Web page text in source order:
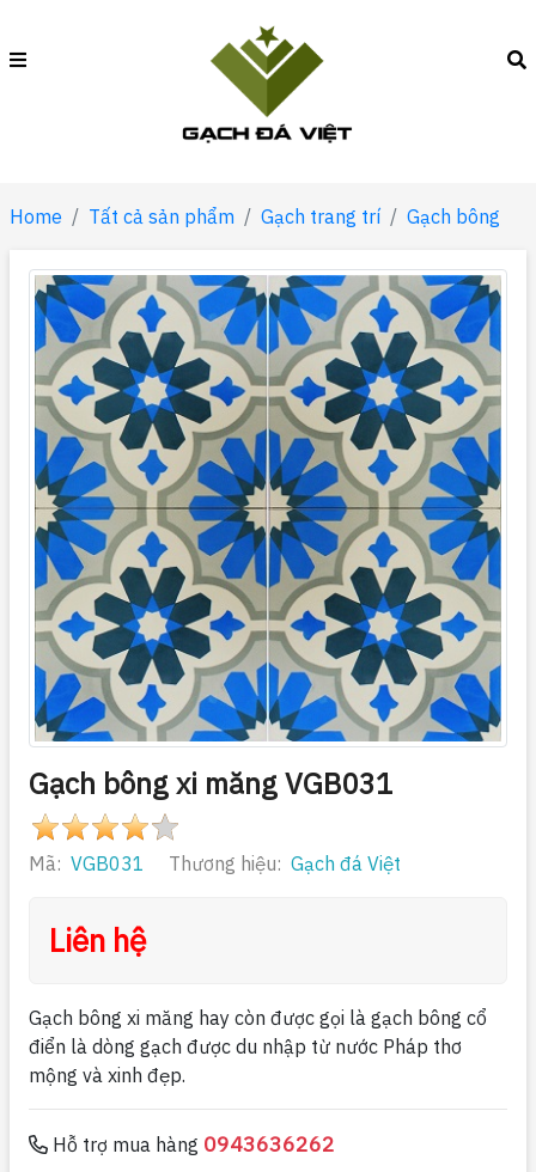
Home Tất cả sản phẩm Gạch trang trí Gạch bông
Gạch bông xi măng VGB031
Mã: VGB031 Thương hiệu: Gạch đá Việt
Liên hệ
Gạch bông xi măng hay còn được gọi là gạch bông cổ
điển là dòng gạch được du nhập từ nước Pháp thơ
mộng và xinh đẹp.
Hỗ trợ mua hàng 0943636262